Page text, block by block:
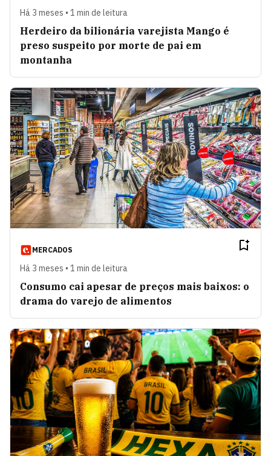
Há 3 meses • 1 min de leitura
Herdeiro da bilionária varejista Mango é
preso suspeito por morte de pai em
montanha
MERCADOS
Há 3 meses • 1 min de leitura
Consumo cai apesar de preços mais baixos: o
drama do varejo de alimentos